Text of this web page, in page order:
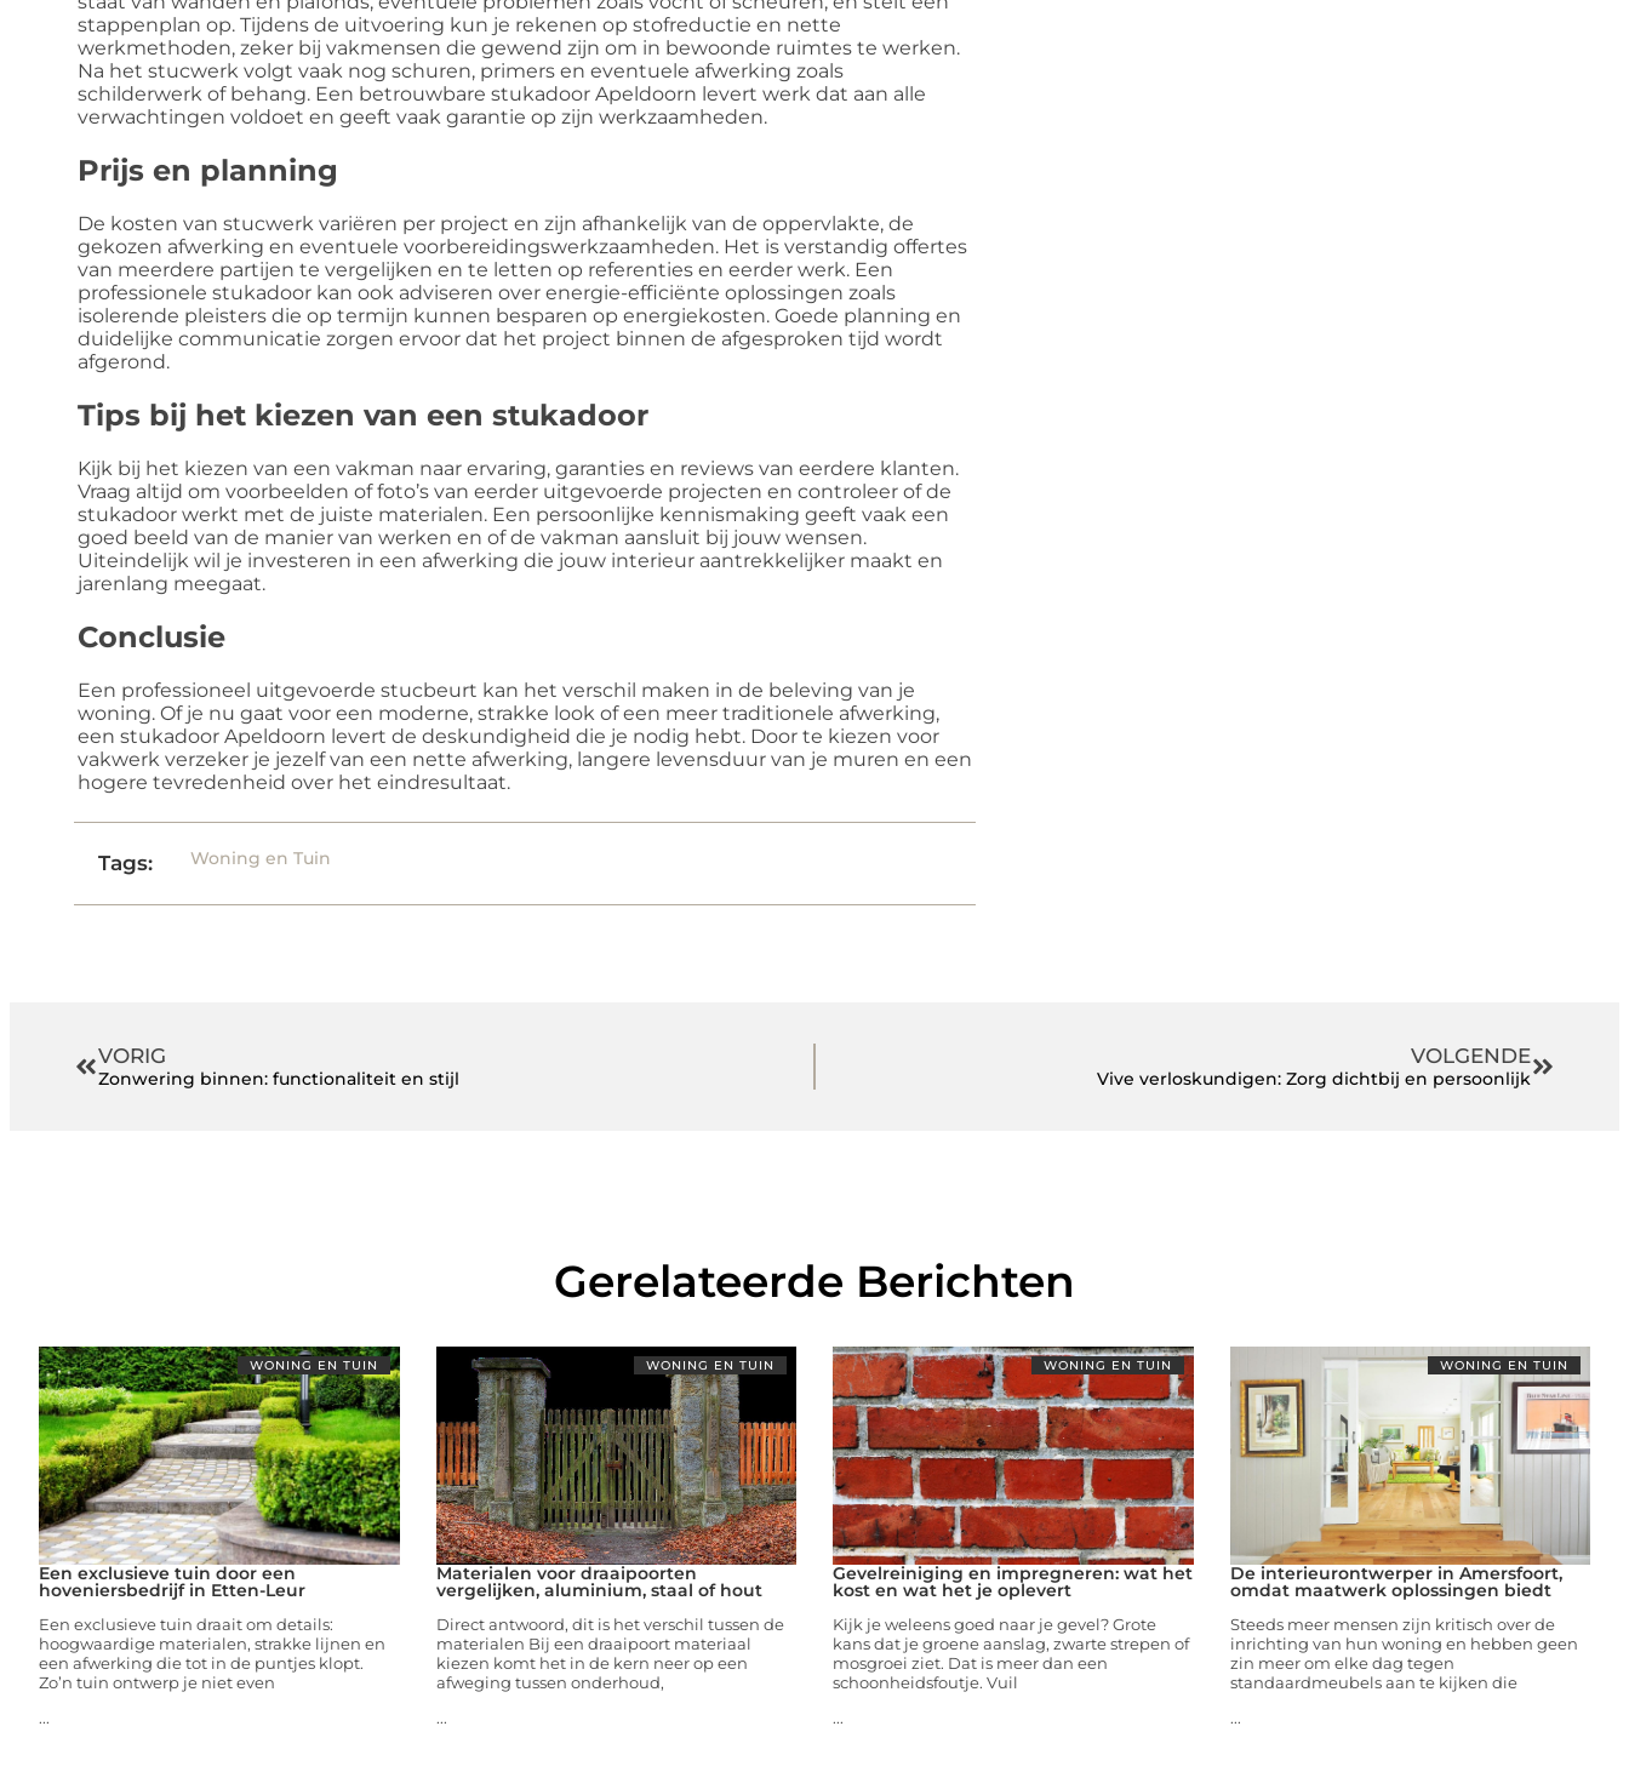
stappenplan op. Tijdens de uitvoering kun je rekenen op stofreductie en nette
werkmethoden, zeker bij vakmensen die gewend zijn om in bewoonde ruimtes te werken.
Na het stucwerk volgt vaak nog schuren, primers en eventuele afwerking zoals
schilderwerk of behang. Een betrouwbare stukadoor Apeldoorn levert werk dat aan alle
verwachtingen voldoet en geeft vaak garantie op zijn werkzaamheden.
Prijs en planning
De kosten van stucwerk variëren per project en zijn afhankelijk van de oppervlakte, de
gekozen afwerking en eventuele voorbereidingswerkzaamheden. Het is verstandig offertes
van meerdere partijen te vergelijken en te letten op referenties en eerder werk. Een
professionele stukadoor kan ook adviseren over energie-efficiënte oplossingen zoals
isolerende pleisters die op termijn kunnen besparen op energiekosten. Goede planning en
duidelijke communicatie zorgen ervoor dat het project binnen de afgesproken tijd wordt
afgerond.
Tips bij het kiezen van een stukadoor
Kijk bij het kiezen van een vakman naar ervaring, garanties en reviews van eerdere klanten.
Vraag altijd om voorbeelden of foto’s van eerder uitgevoerde projecten en controleer of de
stukadoor werkt met de juiste materialen. Een persoonlijke kennismaking geeft vaak een
goed beeld van de manier van werken en of de vakman aansluit bij jouw wensen.
Uiteindelijk wil je investeren in een afwerking die jouw interieur aantrekkelijker maakt en
jarenlang meegaat.
Conclusie
Een professioneel uitgevoerde stucbeurt kan het verschil maken in de beleving van je
woning. Of je nu gaat voor een moderne, strakke look of een meer traditionele afwerking,
een stukadoor Apeldoorn levert de deskundigheid die je nodig hebt. Door te kiezen voor
vakwerk verzeker je jezelf van een nette afwerking, langere levensduur van je muren en een
hogere tevredenheid over het eindresultaat.
Tags: Woning en Tuin
VORIG
Zonwering binnen: functionaliteit en stijl
VOLGENDE
Vive verloskundigen: Zorg dichtbij en persoonlijk
Gerelateerde Berichten
WONING EN TUIN
Een exclusieve tuin door een
hoveniersbedrijf in Etten-Leur
Een exclusieve tuin draait om details:
hoogwaardige materialen, strakke lijnen en
een afwerking die tot in de puntjes klopt.
Zo’n tuin ontwerp je niet even
...
WONING EN TUIN
Materialen voor draaipoorten
vergelijken, aluminium, staal of hout
Direct antwoord, dit is het verschil tussen de
materialen Bij een draaipoort materiaal
kiezen komt het in de kern neer op een
afweging tussen onderhoud,
...
WONING EN TUIN
Gevelreiniging en impregneren: wat het
kost en wat het je oplevert
Kijk je weleens goed naar je gevel? Grote
kans dat je groene aanslag, zwarte strepen of
mosgroei ziet. Dat is meer dan een
schoonheidsfoutje. Vuil
...
WONING EN TUIN
De interieurontwerper in Amersfoort,
omdat maatwerk oplossingen biedt
Steeds meer mensen zijn kritisch over de
inrichting van hun woning en hebben geen
zin meer om elke dag tegen
standaardmeubels aan te kijken die
...